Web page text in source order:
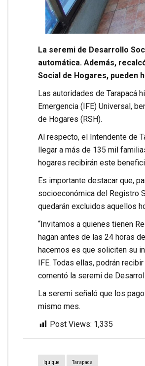
La seremi de Desarrollo
automática. Además,
Social de Hogares, pueden
Las autoridades de Tarapacá
Emergencia (IFE) Universal,
de Hogares (RSH).
Al respecto, el Intendente de
llegar a más de 135 mil
hogares recibirán este
Es importante destacar que,
socioeconómica del Registro
quedarán excluidos aquellos
“Invitamos a quienes tienen
hagan antes de las 24 horas
hacemos es que soliciten su
IFE. Todas ellas, podrán
comentó la seremi de
La seremi señaló que los
mismo mes.
Post Views: 1,335
Iquique Tarapaca